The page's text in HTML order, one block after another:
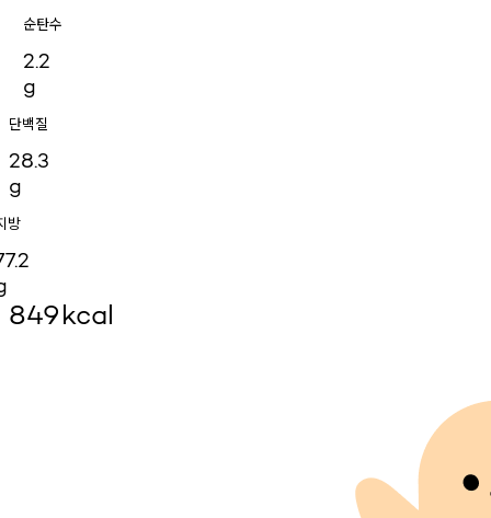
순탄수
2.2
g
단백질
28.3
g
방
849kcal